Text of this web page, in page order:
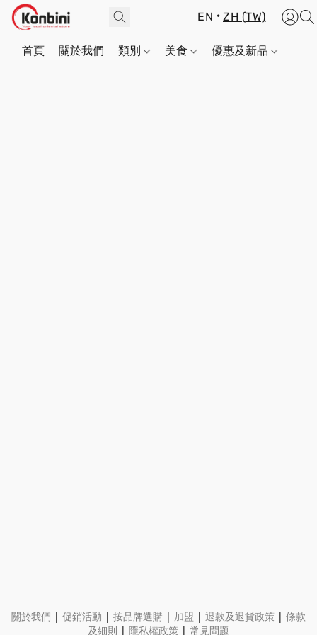
EN ZH (TW)
首頁 關於我們 類別 美食 優惠及新品
關於我們 | 促銷活動 | 按品牌選購 | 加盟 | 退款及退貨政策 | 條款
及細則 | 隱私權政策 | 常見問題